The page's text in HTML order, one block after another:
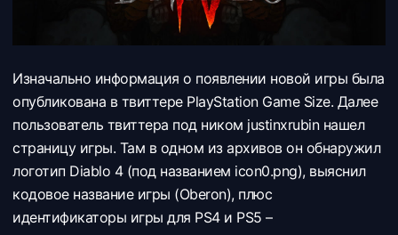
Изначально информация о появлении новой игры была
опубликована в твиттере PlayStation Game Size. Далее
пользователь твиттера под ником justinxrubin нашел
страницу игры. Там в одном из архивов он обнаружил
логотип Diablo 4 (под названием icon0.png), выяснил
кодовое название игры (Oberon), плюс
идентификаторы игры для PS4 и PS5 –